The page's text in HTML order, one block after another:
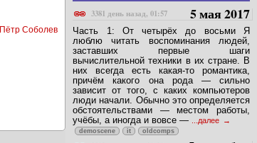
Пётр Соболев
3381 день назад, 01:57
5 мая 2017
Часть 1: От четырёх до восьми Я
люблю читать воспоминания людей,
заставших первые шаги
вычислительной техники в их стране. В
них всегда есть какая-то романтика,
причём какого она рода — сильно
зависит от того, с каких компьютеров
люди начали. Обычно это определяется
обстоятельствами — местом работы,
учёбы, а иногда и вовсе —
...далее
demoscene it oldcomps